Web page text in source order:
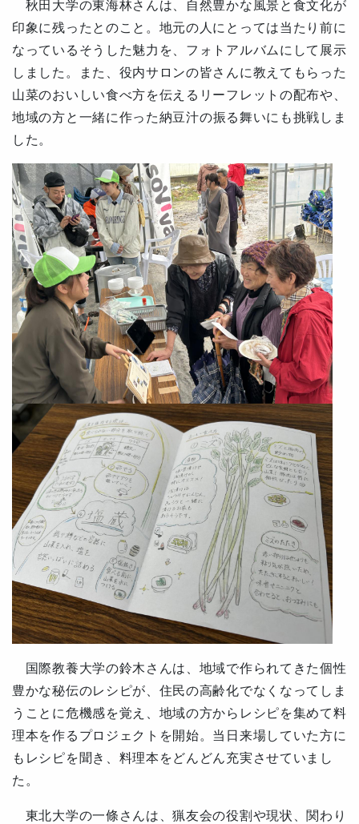
秋田大学の東海林さんは、自然豊かな風景と食文化が
印象に残ったとのこと。地元の人にとっては当たり前に
なっているそうした魅力を、フォトアルバムにして展示
しました。また、役内サロンの皆さんに教えてもらった
山菜のおいしい食べ方を伝えるリーフレットの配布や、
地域の方と一緒に作った納豆汁の振る舞いにも挑戦しま
した。
国際教養大学の鈴木さんは、地域で作られてきた個性
豊かな秘伝のレシピが、住民の高齢化でなくなってしま
うことに危機感を覚え、地域の方からレシピを集めて料
理本を作るプロジェクトを開始。当日来場していた方に
もレシピを聞き、料理本をどんどん充実させていまし
た。
東北大学の一條さんは、猟友会の役割や現状、関わり